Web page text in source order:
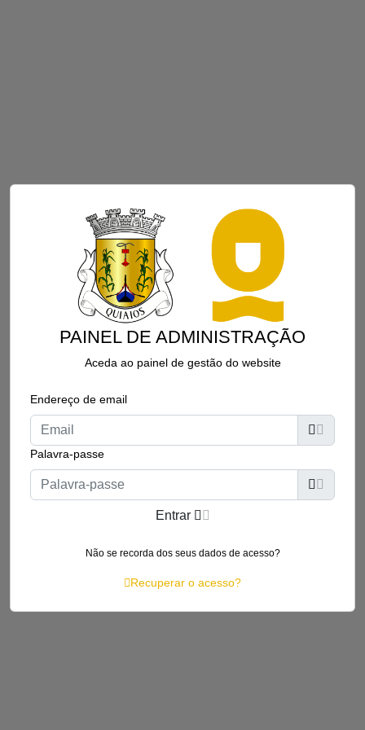
PAINEL DE ADMINISTRAÇÃO
Aceda ao painel de gestão do website
Endereço de email
Palavra-passe
Entrar
Não se recorda dos seus dados de acesso?
Recuperar o acesso?